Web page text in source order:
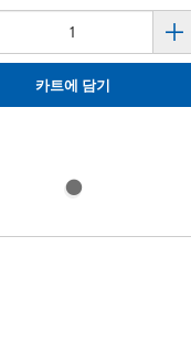
카트에 담기